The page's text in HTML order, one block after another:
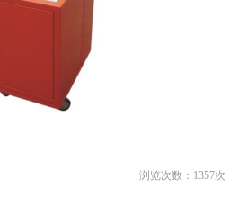
浏览次数： 1357次